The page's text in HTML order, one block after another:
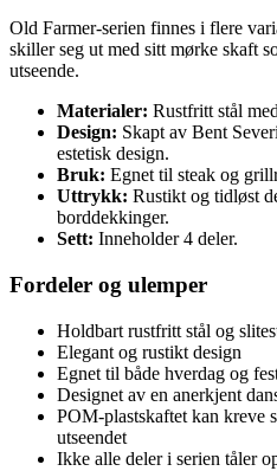
Old Farmer-serien finnes i flere
skiller seg ut med sitt mørke skaft
utseende.
Materialer: Rustfritt stål
Design: Skapt av Bent
estetisk design.
Bruk: Egnet til steak og
Uttrykk: Rustikt og tidløst
borddekkinger.
Sett: Inneholder 4 deler.
Fordeler og ulemper
Holdbart rustfritt stål og
Elegant og rustikt design
Egnet til både hverdag og
Designet av en anerkjent
POM-plastskaftet kan kreve
utseendet
Ikke alle deler i serien tåler